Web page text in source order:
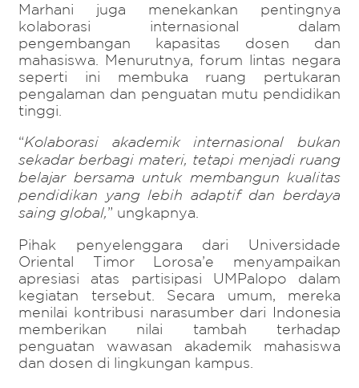
Marhani juga menekankan pentingnya
kolaborasi internasional dalam
pengembangan kapasitas dosen dan
mahasiswa. Menurutnya, forum lintas negara
seperti ini membuka ruang pertukaran
pengalaman dan penguatan mutu pendidikan
tinggi.
“Kolaborasi akademik internasional bukan
sekadar berbagi materi, tetapi menjadi ruang
belajar bersama untuk membangun kualitas
pendidikan yang lebih adaptif dan berdaya
saing global,” ungkapnya.
Pihak penyelenggara dari Universidade
Oriental Timor Lorosa’e menyampaikan
apresiasi atas partisipasi UMPalopo dalam
kegiatan tersebut. Secara umum, mereka
menilai kontribusi narasumber dari Indonesia
memberikan nilai tambah terhadap
penguatan wawasan akademik mahasiswa
dan dosen di lingkungan kampus.